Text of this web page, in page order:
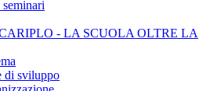
- LA SCUOLA OLTRE LA
di sviluppo